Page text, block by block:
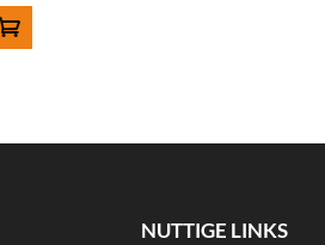
NUTTIGE LINKS